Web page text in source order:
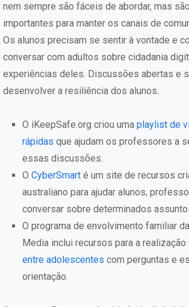
nem sempre são fáceis de abordar, mas
importantes para manter os canais de
Os alunos precisam se sentir à vontade e
conversar com adultos sobre cidadania
experiências deles. Discussões abertas e
desenvolver a resiliência dos alunos.
O iKeepSafe.org criou uma playlist de
rápidas que ajudam os professores a
essas discussões.
O CyberSmart é um site de recursos
australiano para ajudar alunos,
conversar sobre determinados
O programa de envolvimento familiar
Media inclui recursos para a realização
entre adolescentes com perguntas e
orientação.